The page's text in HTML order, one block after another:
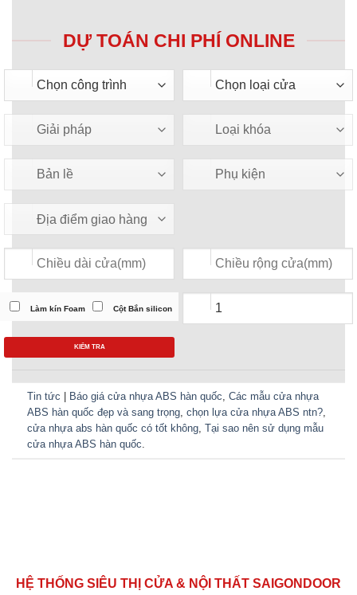
DỰ TOÁN CHI PHÍ ONLINE
Làm kín Foam Cột Bắn silicon
KIỂM TRA
Tin tức | Báo giá cửa nhựa ABS hàn quốc ,Các mẫu cửa nhựa
ABS hàn quốc đẹp và sang trọng ,chọn lựa cửa nhựa ABS ntn?
cửa nhựa abs hàn quốc có tốt không ,Tại sao nên sử dụng mẫu
cửa nhựa ABS hàn quốc
HỆ THỐNG SIÊU THỊ CỬA & NỘI THẤT SAIGONDOOR